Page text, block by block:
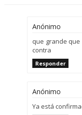
Anónimo
que grande
contra
Responder
Anónimo
Ya está